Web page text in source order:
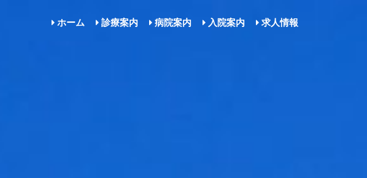
ホーム 診療案内 病院案内 入院案内 求人情報